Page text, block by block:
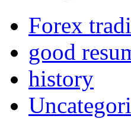
Forex
good
history